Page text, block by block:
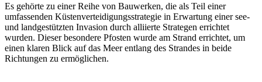
up
Es gehörte zu einer Reihe von Bauwerken, die als Teil einer
umfassenden Küstenverteidigungsstrategie in Erwartung einer see-
und landgestützten Invasion durch alliierte Strategen errichtet
wurden. Dieser besondere Pfosten wurde am Strand errichtet, um
einen klaren Blick auf das Meer entlang des Strandes in beide
Richtungen zu ermöglichen.